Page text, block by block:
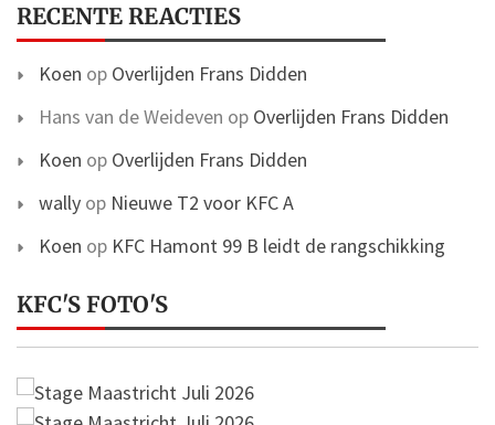
RECENTE REACTIES
Koen op Overlijden Frans Didden
Hans van de Weideven op Overlijden Frans Didden
Koen op Overlijden Frans Didden
wally op Nieuwe T2 voor KFC A
Koen op KFC Hamont 99 B leidt de rangschikking
KFC'S FOTO'S